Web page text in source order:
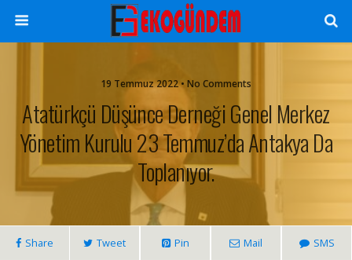
19 Temmuz 2022 • No Comments
Atatürkçü Düşünce Derneği Genel Merkez
Yönetim Kurulu 23 Temmuz’da Antakya Da
Toplanıyor.
Share Tweet Pin Mail SMS